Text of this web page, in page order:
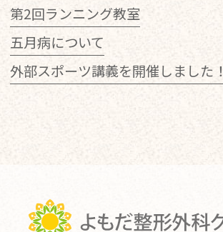
第2回ランニング教室
五月病について
外部スポーツ講義を開催しました！